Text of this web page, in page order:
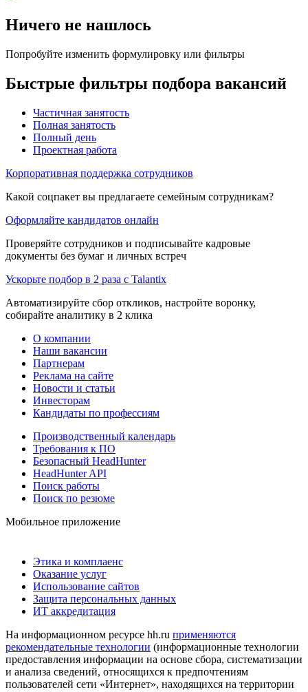
Ничего не нашлось
Попробуйте изменить формулировку или фильтры
Быстрые фильтры подбора вакансий
Частичная занятость
Полная занятость
Полный день
Проектная работа
Корпоративная поддержка сотрудников
Какой соцпакет вы предлагаете семейным сотрудникам?
Оформляйте кандидатов онлайн
Проверяйте сотрудников и подписывайте кадровые
документы без бумаг и личных встреч
Ускорьте подбор в 2 раза с Talantix
Автоматизируйте сбор откликов, настройте воронку,
собирайте аналитику в 2 клика
О компании
Наши вакансии
Партнерам
Реклама на сайте
Новости и статьи
Инвесторам
Кандидаты по профессиям
Производственный календарь
Требования к ПО
Безопасный HeadHunter
HeadHunter API
Поиск работы
Поиск по резюме
Мобильное приложение
Этика и комплаенс
Оказание услуг
Использование сайтов
Защита персональных данных
ИТ аккредитация
На информационном ресурсе hh.ru применяются
рекомендательные технологии (информационные технологии
предоставления информации на основе сбора, систематизации
и анализа сведений, относящихся к предпочтениям
пользователей сети «Интернет», находящихся на территории